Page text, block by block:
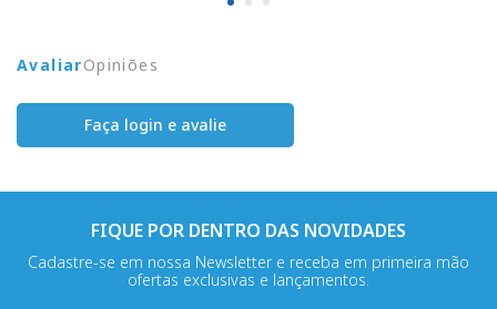
AvaliarOpiniões
Faça login e avalie
FIQUE POR DENTRO DAS NOVIDADES
Cadastre-se em nossa Newsletter e receba em primeira mão
ofertas exclusivas e lançamentos.